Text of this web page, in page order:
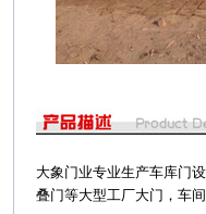
大象门业专业生产车库门
叠门等大型工厂大门，车